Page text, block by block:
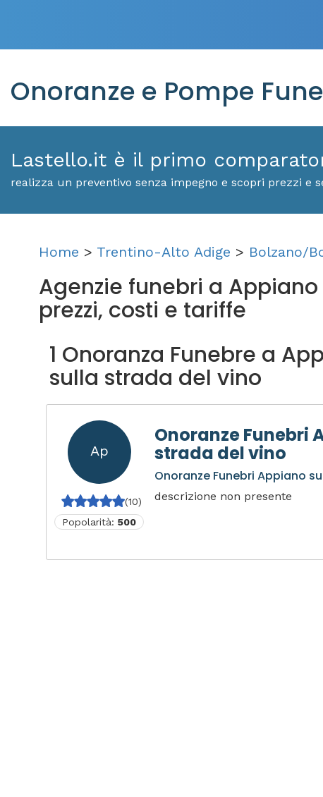
Onoranze e Pompe
Lastello.it è il primo
realizza un preventivo senza impegno e scopri prezzi e
Home > Trentino-Alto Adige > Bolzano/
Agenzie funebri a
prezzi, costi e tariffe
1 Onoranza Funebre a
sulla strada del vino
Ap
(10)
Popolarità: 500
Onoranze Funebri
strada del vino
Onoranze Funebri Appiano
descrizione non presente